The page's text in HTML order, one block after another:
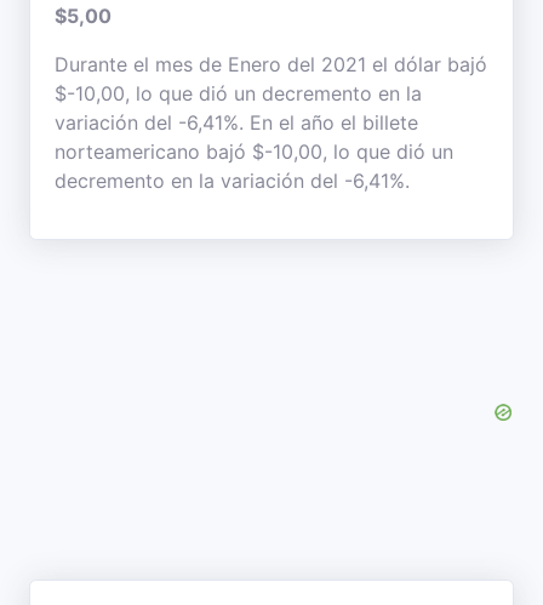
$5,00
Durante el mes de Enero del 2021 el dólar bajó
$-10,00, lo que dió un decremento en la
variación del -6,41%. En el año el billete
norteamericano bajó $-10,00, lo que dió un
decremento en la variación del -6,41%.